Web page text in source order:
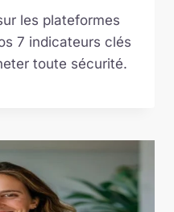
les plateformes
7 indicateurs clés
toute sécurité.